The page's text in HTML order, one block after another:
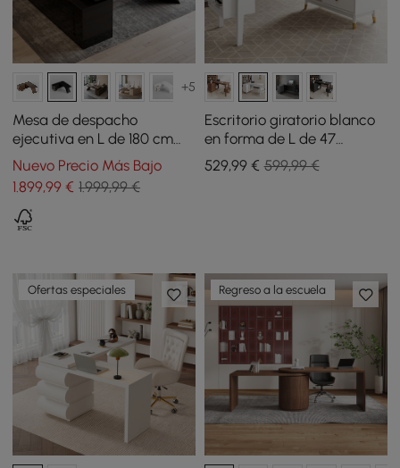
+5
Mesa de despacho
ejecutiva en L de 180 cm
con ala derecha negra
Nuevo Precio Más Bajo
1.899,99 € 1.999,99 €
Escritorio giratorio blanco
en forma de L de 47
pulgadas Ultic con
almacenamiento
529,99€ 599,99 €
Ofertas especiales Regreso a la escuela